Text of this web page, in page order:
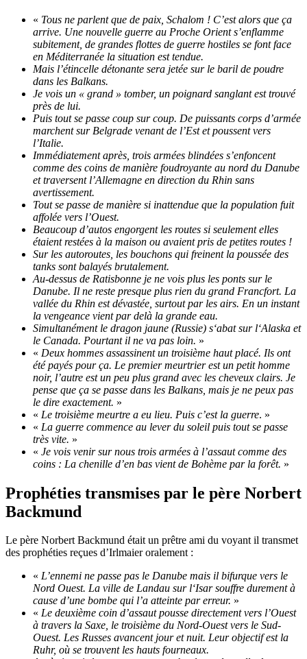
« Tous ne parlent que de paix, Schalom ! C’est alors que ça
arrive. Une nouvelle guerre au Proche Orient s’enflamme
subitement, de grandes flottes de guerre hostiles se font face
en Méditerranée la situation est tendue.
Mais l’étincelle détonante sera jetée sur le baril de poudre
dans les Balkans.
Je vois un « grand » tomber, un poignard sanglant est trouvé
près de lui.
Puis tout se passe coup sur coup. De puissants corps d’armée
marchent sur Belgrade venant de l’Est et poussent vers
l’Italie.
Immédiatement après, trois armées blindées s’enfoncent
comme des coins de manière foudroyante au nord du Danube
et traversent l’Allemagne en direction du Rhin sans
avertissement.
Tout se passe de manière si inattendue que la population fuit
affolée vers l’Ouest.
Beaucoup d’autos engorgent les routes si seulement elles
étaient restées à la maison ou avaient pris de petites routes !
Sur les autoroutes, les bouchons qui freinent la poussée des
tanks sont balayés brutalement.
Au-dessus de Ratisbonne je ne vois plus les ponts sur le
Danube. Il ne reste presque plus rien du grand Francfort. La
vallée du Rhin est dévastée, surtout par les airs. En un instant
la vengeance vient par delà la grande eau.
Simultanément le dragon jaune (Russie) s‘abat sur l‘Alaska et
le Canada. Pourtant il ne va pas loin. »
« Deux hommes assassinent un troisième haut placé. Ils ont
été payés pour ça. Le premier meurtrier est un petit homme
noir, l’autre est un peu plus grand avec les cheveux clairs. Je
pense que ça se passe dans les Balkans, mais je ne peux pas
le dire exactement. »
« Le troisième meurtre a eu lieu. Puis c’est la guerre. »
« La guerre commence au lever du soleil puis tout se passe
très vite. »
« Je vois venir sur nous trois armées à l’assaut comme des
coins : La chenille d’en bas vient de Bohème par la forêt. »
Prophéties transmises par le père Norbert
Backmund
Le père Norbert Backmund était un prêtre ami du voyant il transmet
des prophéties reçues d’Irlmaier oralement :
« L’ennemi ne passe pas le Danube mais il bifurque vers le
Nord Ouest. La ville de Landau sur l‘Isar souffre durement à
cause d’une bombe qui l’a atteinte par erreur. »
« Le deuxième coin d’assaut pousse directement vers l’Ouest
à travers la Saxe, le troisième du Nord-Ouest vers le Sud-
Ouest. Les Russes avancent jour et nuit. Leur objectif est la
Ruhr, où se trouvent les hauts fourneaux.